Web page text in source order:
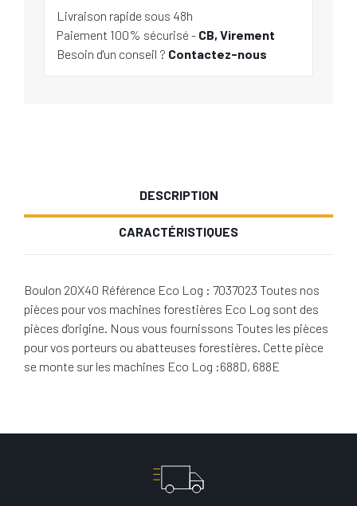
Livraison rapide sous 48h
Paiement 100% sécurisé - CB, Virement
Besoin d'un conseil ? Contactez-nous
DESCRIPTION
CARACTÉRISTIQUES
Boulon 20X40 Référence Eco Log : 7037023 Toutes nos
pièces pour vos machines forestières Eco Log sont des
pièces d'origine. Nous vous fournissons Toutes les pièces
pour vos porteurs ou abatteuses forestières. Cette pièce
se monte sur les machines Eco Log :688D, 688E